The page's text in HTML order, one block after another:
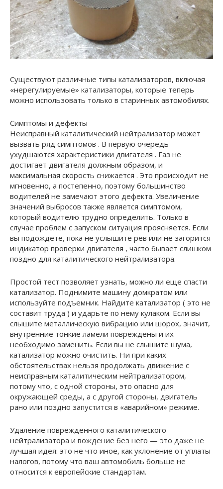
Существуют различные типы катализаторов, включая
«нерегулируемые» катализаторы, которые теперь
можно использовать только в старинных автомобилях.
Симптомы и дефекты
Неисправный каталитический нейтрализатор может
вызвать ряд симптомов . В первую очередь
ухудшаются характеристики двигателя . Газ не
достигает двигателя должным образом, и
максимальная скорость снижается . Это происходит не
мгновенно, а постепенно, поэтому большинство
водителей не замечают этого дефекта. Увеличение
значений выбросов также является симптомом,
который водителю трудно определить. Только в
случае проблем с запуском ситуация проясняется. Если
вы подождете, пока не услышите рев или не загорится
индикатор проверки двигателя , часто бывает слишком
поздно для каталитического нейтрализатора.
Простой тест позволяет узнать, можно ли еще спасти
катализатор. Поднимите машину домкратом или
используйте подъемник. Найдите катализатор ( это не
составит труда ) и ударьте по нему кулаком. Если вы
слышите металлическую вибрацию или шорох, значит,
внутренние тонкие ламели повреждены и их
необходимо заменить. Если вы не слышите шума,
катализатор можно очистить. Ни при каких
обстоятельствах нельзя продолжать движение с
неисправным каталитическим нейтрализатором,
потому что, с одной стороны, это опасно для
окружающей среды, а с другой стороны, двигатель
рано или поздно запустится в «аварийном» режиме.
Удаление поврежденного каталитического
нейтрализатора и вождение без него — это даже не
лучшая идея: это не что иное, как уклонение от уплаты
налогов, потому что ваш автомобиль больше не
относится к европейские стандартам.